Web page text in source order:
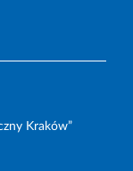
Kraków”